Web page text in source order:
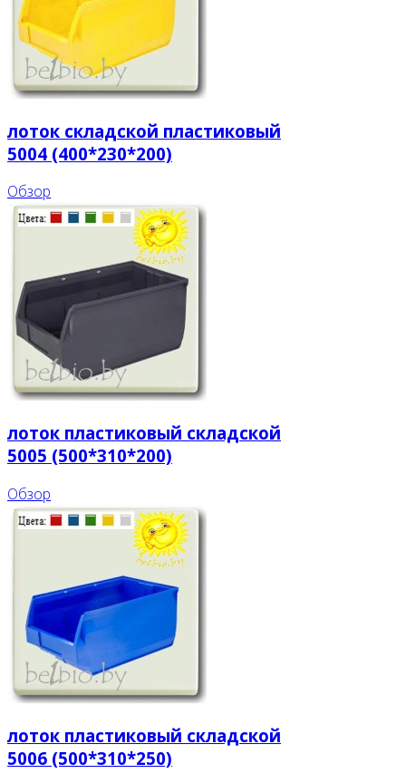
лоток складской пластиковый
5004 (400*230*200)
Обзор
лоток пластиковый складской
5005 (500*310*200)
Обзор
лоток пластиковый складской
5006 (500*310*250)